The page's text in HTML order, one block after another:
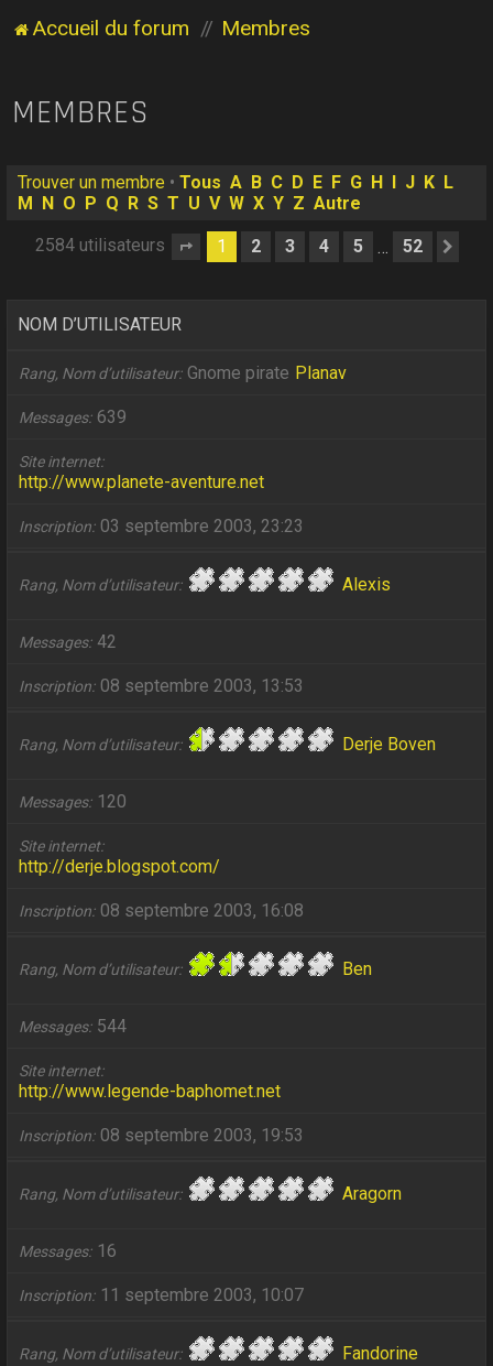
Accueil du forum Membres
MEMBRES
Trouver un membre •Tous A B C D E F G H J K L
M
N O P Q R S T U V W X Y Z Autre
2584 utilisateurs Page 1sur52
1 2 3 4 5 … 52
NOM D’UTILISATEUR
Rang, Nom d’utilisateur Gnome pirate Planav
Messages 639
Site internet
http://www.planete-aventure.net
Inscription 03 septembre 2003, 23:23
Rang, Nom d’utilisateur Alexis
Messages 42
Inscription 08 septembre 2003, 13:53
Rang, Nom d’utilisateur Derje Boven
Messages 120
Site internet
http://derje.blogspot.com/
Inscription 08 septembre 2003, 16:08
Rang, Nom d’utilisateur Ben
Messages 544
Site internet
http://www.legende-baphomet.net
Inscription 08 septembre 2003, 19:53
Rang, Nom d’utilisateur Aragorn
Messages 16
Inscription 11 septembre 2003, 10:07
Rang, Nom d’utilisateur Fandorine